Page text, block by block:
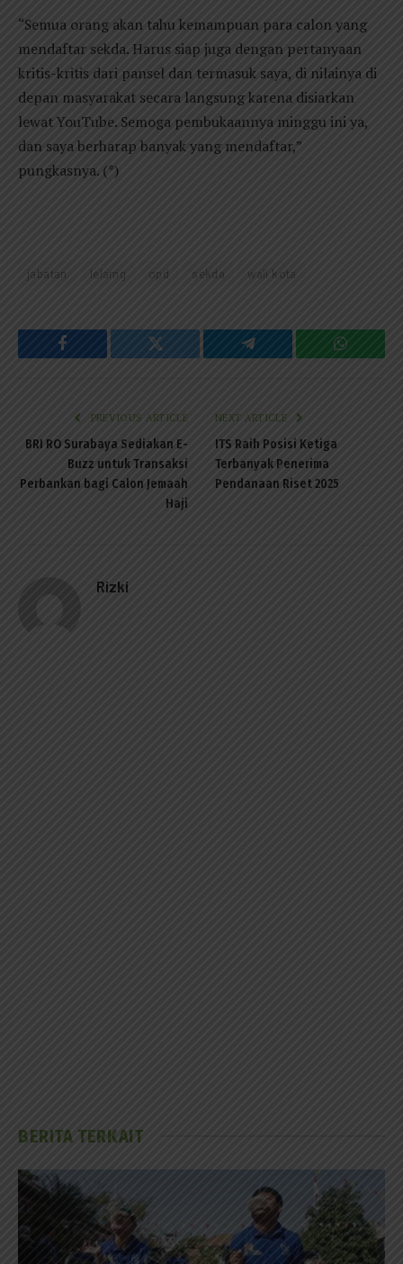
“Semua orang akan tahu kemampuan para calon yang
mendaftar sekda. Harus siap juga dengan pertanyaan
kritis-kritis dari pansel dan termasuk saya, di nilainya di
depan masyarakat secara langsung karena disiarkan
lewat YouTube. Semoga pembukaannya minggu ini ya,
dan saya berharap banyak yang mendaftar,”
pungkasnya. (*)
jabatan lelamg opd sekda wali kota
Facebook Twitter Telegram
PREVIOUS ARTICLE
BRI RO Surabaya Sediakan E-
Buzz untuk Transaksi
Perbankan bagi Calon Jemaah
Haji
NEXT ARTICLE
ITS Raih Posisi Ketiga
Terbanyak Penerima
Pendanaan Riset 2025
Rizki
BERITA TERKAIT